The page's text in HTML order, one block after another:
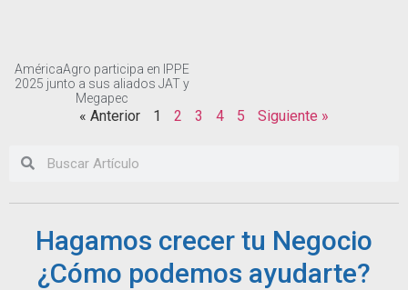
AméricaAgro participa en IPPE
2025 junto a sus aliados JAT y
Megapec
« Anterior 1 2 3 4 5 Siguiente »
Hagamos crecer tu Negocio
¿Cómo podemos ayudarte?